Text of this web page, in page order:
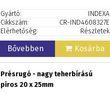
Gyártó:
INDEXA
Cikkszám:
CR-IND4608327E
Elérhetőség:
Részletek
Bővebben Kosárba
Présrugó - nagy teherbírású
piros 20 x 25mm